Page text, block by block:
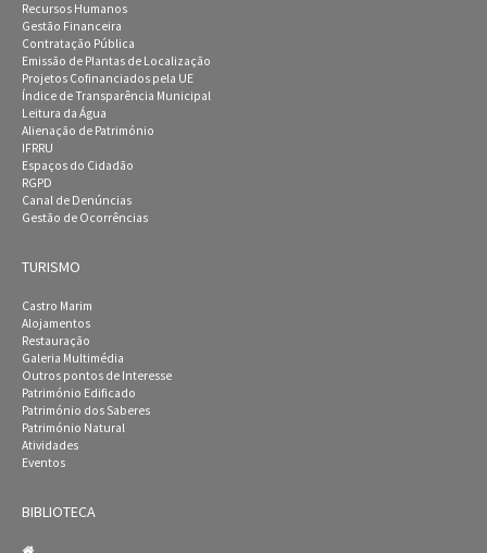
Recursos Humanos
Gestão Financeira
Contratação Pública
Emissão de Plantas de Localização
Projetos Cofinanciados pela UE
Índice de Transparência Municipal
Leitura da Água
Alienação de Património
IFRRU
Espaços do Cidadão
RGPD
Canal de Denúncias
Gestão de Ocorrências
TURISMO
Castro Marim
Alojamentos
Restauração
Galeria Multimédia
Outros pontos de Interesse
Património Edificado
Património dos Saberes
Património Natural
Atividades
Eventos
BIBLIOTECA